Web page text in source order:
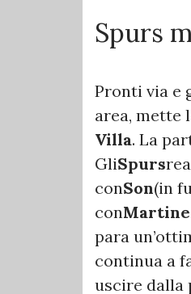
Spurs
Pronti via e
area, mette
Villa. La
GliSpurs
conSon(in
con
para
continua a
uscire dalla